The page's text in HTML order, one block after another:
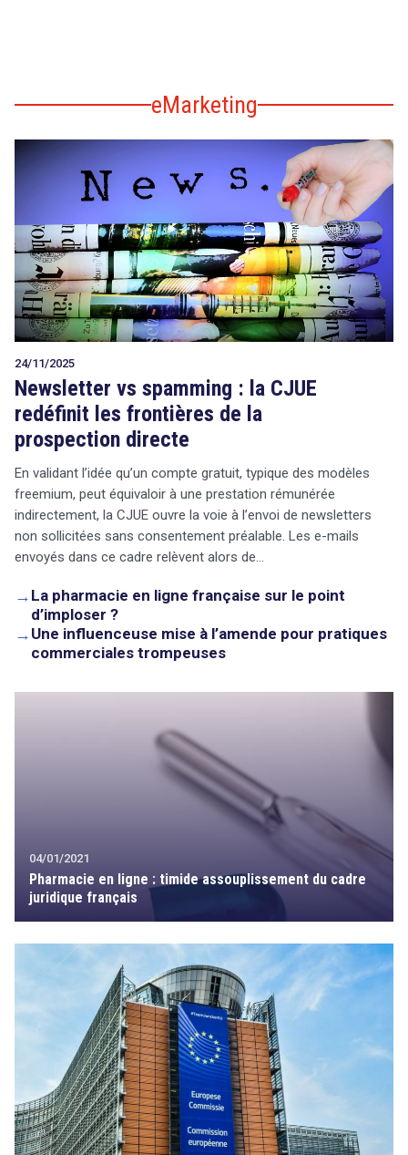
eMarketing
24/11/2025
Newsletter vs spamming : la CJUE
redéfinit les frontières de la
prospection directe
En validant l’idée qu’un compte gratuit, typique des modèles
freemium, peut équivaloir à une prestation rémunérée
indirectement, la CJUE ouvre la voie à l’envoi de newsletters
non sollicitées sans consentement préalable. Les e-mails
envoyés dans ce cadre relèvent alors de…
→ La pharmacie en ligne française sur le point
d’imploser ?
→ Une influenceuse mise à l’amende pour pratiques
commerciales trompeuses
04/01/2021
Pharmacie en ligne : timide assouplissement du cadre
juridique français